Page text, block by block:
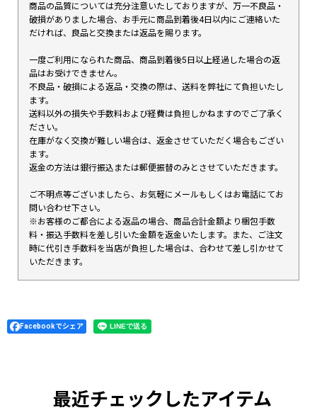
商品の品質については充分注意いたしておりますが、万一不良品・
破損がありました場合、お手元に商品到着後4日以内にご連絡いた
だければ、良品と交換または返品を賜ります。
一度ご利用になられた商品、商品到着後5日以上経過した場合の返
品はお受けできません。
不良品・破損による返品・交換の際は、送料を弊社にて負担いたし
ます。
送料以外の損失や手数料および経費は負担しかねますのでご了承く
ださい。
在庫がなく交換が難しい場合は、返金させていただく場合もござい
ます。
返金の方法は銀行振込または郵便振替のみとさせていただきます。
ご不明点等ございましたら、お気軽にメールもしくはお電話にてお
問い合わせ下さい。
※お客様のご都合による返品の場合、商品合計金額より梱包手数
料・振込手数料を差し引いた金額を返金いたします。また、ご注文
時に代引き手数料を当店が負担した場合は、合わせて差し引かせて
いただきます。
Facebookでシェア
最近チェックしたアイテム